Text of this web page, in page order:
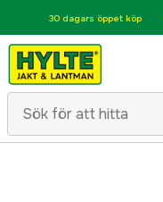
30 dagars öppet köp